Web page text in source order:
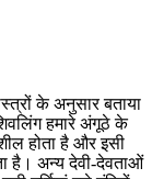
के अनुसार बताया
हमारे अंगूठे के
होता है और इसी
है। अन्य देवी-देवताओं